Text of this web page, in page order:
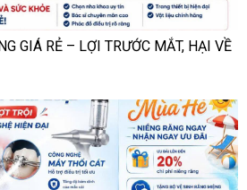
GIÁ RẺ – LỢI TRƯỚC MẮT, HẠI VỀ